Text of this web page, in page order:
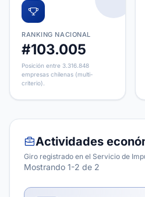
RANKING NACIONAL
#103.005
Posición entre 3.316.848
empresas chilenas (multi-
criterio).
Actividades
Giro registrado en el Servicio de
Mostrando 1-2 de 2